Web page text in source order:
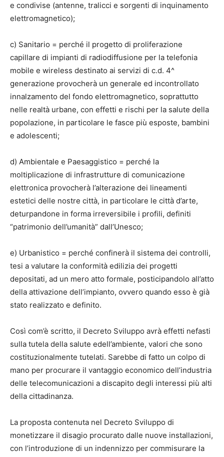
e condivise (antenne, tralicci e sorgenti di inquinamento
elettromagnetico);
c) Sanitario = perché il progetto di proliferazione
capillare di impianti di radiodiffusione per la telefonia
mobile e wireless destinato ai servizi di c.d. 4^
generazione provocherà un generale ed incontrollato
innalzamento del fondo elettromagnetico, soprattutto
nelle realtà urbane, con effetti e rischi per la salute della
popolazione, in particolare le fasce più esposte, bambini
e adolescenti;
d) Ambientale e Paesaggistico = perché la
moltiplicazione di infrastrutture di comunicazione
elettronica provocherà l’alterazione dei lineamenti
estetici delle nostre città, in particolare le città d’arte,
deturpandone in forma irreversibile i profili, definiti
“patrimonio dell’umanità” dall’Unesco;
e) Urbanistico = perché confinerà il sistema dei controlli,
tesi a valutare la conformità edilizia dei progetti
depositati, ad un mero atto formale, posticipandolo all’atto
della attivazione dell’impianto, ovvero quando esso è già
stato realizzato e definito.
Così com’è scritto, il Decreto Sviluppo avrà effetti nefasti
sulla tutela della salute edell’ambiente, valori che sono
costituzionalmente tutelati. Sarebbe di fatto un colpo di
mano per procurare il vantaggio economico dell’industria
delle telecomunicazioni a discapito degli interessi più alti
della cittadinanza.
La proposta contenuta nel Decreto Sviluppo di
monetizzare il disagio procurato dalle nuove installazioni,
con l’introduzione di un indennizzo per commisurare la